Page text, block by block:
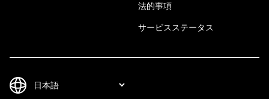
法的事項
サービスステータス